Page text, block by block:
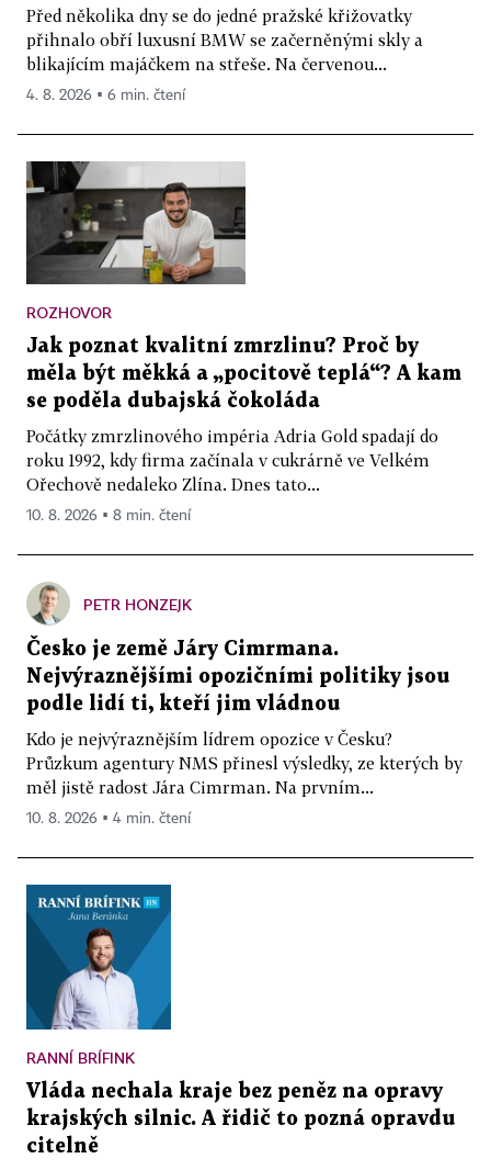
Před několika dny se do jedné pražské křižovatky
přihnalo obří luxusní BMW se začerněnými skly a
blikajícím majáčkem na střeše. Na červenou...
4. 8. 2026 ▪ 6 min. čtení
ROZHOVOR
Jak poznat kvalitní zmrzlinu? Proč by
měla být měkká a „pocitově teplá“? A kam
se poděla dubajská čokoláda
Počátky zmrzlinového impéria Adria Gold spadají do
roku 1992, kdy firma začínala v cukrárně ve Velkém
Ořechově nedaleko Zlína. Dnes tato...
10. 8. 2026 ▪ 8 min. čtení
PETR HONZEJK
Česko je země Járy Cimrmana.
Nejvýraznějšími opozičními politiky jsou
podle lidí ti, kteří jim vládnou
Kdo je nejvýraznějším lídrem opozice v Česku?
Průzkum agentury NMS přinesl výsledky, ze kterých by
měl jistě radost Jára Cimrman. Na prvním...
10. 8. 2026 ▪ 4 min. čtení
RANNÍ BRÍFINK
Vláda nechala kraje bez peněz na opravy
krajských silnic. A řidič to pozná opravdu
citelně